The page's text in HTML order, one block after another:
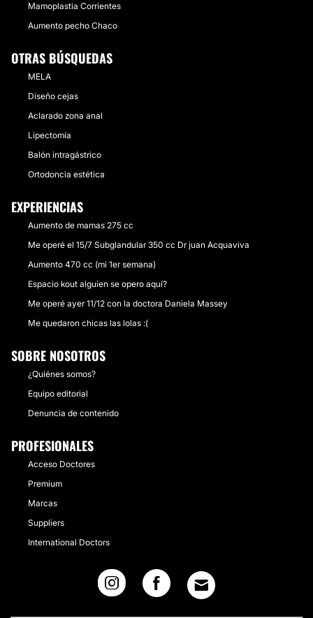
Mamoplastia Corrientes
Aumento pecho Chaco
OTRAS BÚSQUEDAS
MELA
Diseño cejas
Aclarado zona anal
Lipectomía
Balón intragástrico
Ortodoncia estética
EXPERIENCIAS
Aumento de mamas 275 cc
Me operé el 15/7 Subglandular 350 cc Dr juan Acquaviva
Aumento 470 cc (mi 1er semana)
Espacio kout alguien se opero aquí?
Me operé ayer 11/12 con la doctora Daniela Massey
Me quedaron chicas las lolas :(
SOBRE NOSOTROS
¿Quiénes somos?
Equipo editorial
Denuncia de contenido
PROFESIONALES
Acceso Doctores
Premium
Marcas
Suppliers
International Doctors